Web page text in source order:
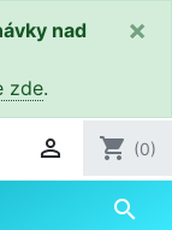
nad
zde.
×
 shopping_cart (0)
search